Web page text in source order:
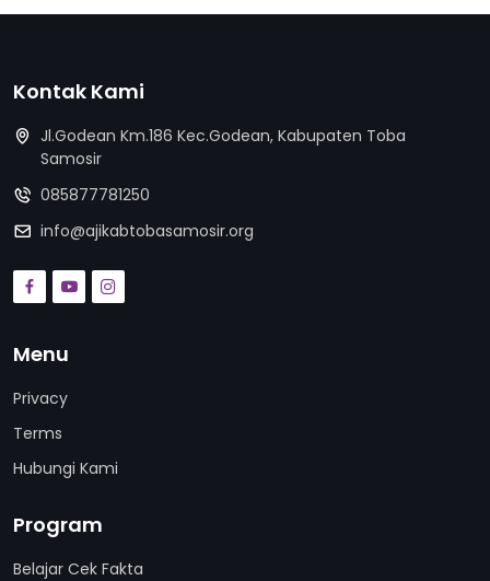
Kontak Kami
Jl.Godean Km.186 Kec.Godean, Kabupaten Toba
Samosir
085877781250
info@ajikabtobasamosir.org
Menu
Privacy
Terms
Hubungi Kami
Program
Belajar Cek Fakta